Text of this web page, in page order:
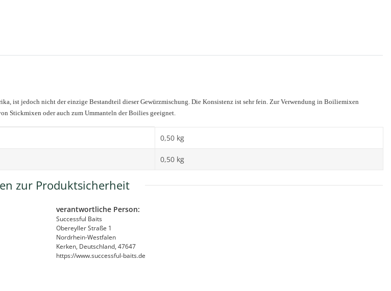
ist jedoch nicht der einzige Bestandteil dieser Gewürzmischung. Die Konsistenz ist sehr fein. Zur Verwendung in Boiliemixen
Stickmixen oder auch zum Ummanteln der Boilies geeignet.
0,50 kg
0,50 kg
zur Produktsicherheit
verantwortliche Person:
Successful Baits
Obereyller Straße 1
Nordrhein-Westfalen
Kerken, Deutschland, 47647
https://www.successful-baits.de